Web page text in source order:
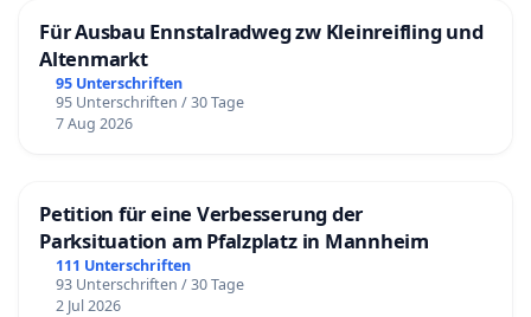
Für Ausbau Ennstalradweg zw Kleinreifling und
Altenmarkt
95 Unterschriften
95 Unterschriften / 30 Tage
7 Aug 2026
Petition für eine Verbesserung der
Parksituation am Pfalzplatz in Mannheim
111 Unterschriften
93 Unterschriften / 30 Tage
2 Jul 2026